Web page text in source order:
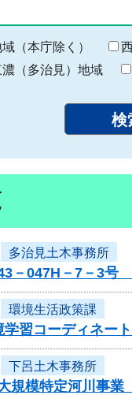
終
わ
り
（本庁除く）
濃（多治見）地域
多治見土木事務所
43－047H－7－3
環境生活政策課
習コーディネー
下呂土木事務所
規模特定河川事